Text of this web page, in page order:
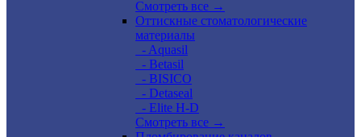
Смотреть все →
Оттискные стоматологические
материалы
- Aquasil
- Betasil
- BISICO
- Detaseal
- Elite H-D
Смотреть все →